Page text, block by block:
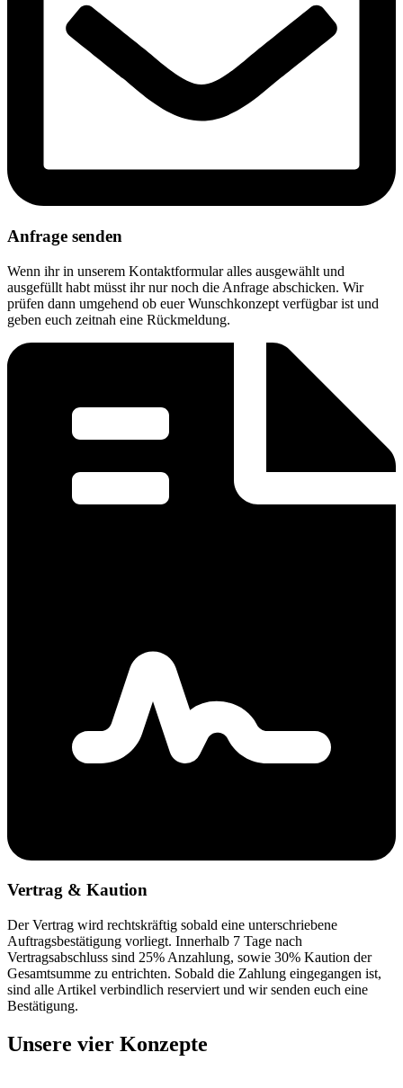
Anfrage senden
Wenn ihr in unserem Kontaktformular alles ausgewählt und
ausgefüllt habt müsst ihr nur noch die Anfrage abschicken. Wir
prüfen dann umgehend ob euer Wunschkonzept verfügbar ist und
geben euch zeitnah eine Rückmeldung.
Vertrag & Kaution
Der Vertrag wird rechtskräftig sobald eine unterschriebene
Auftragsbestätigung vorliegt. Innerhalb 7 Tage nach
Vertragsabschluss sind 25% Anzahlung, sowie 30% Kaution der
Gesamtsumme zu entrichten. Sobald die Zahlung eingegangen ist,
sind alle Artikel verbindlich reserviert und wir senden euch eine
Bestätigung.
Unsere vier Konzepte